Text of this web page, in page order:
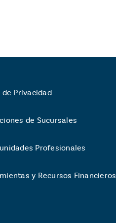
de Privacidad
de Sucursales
Profesionales
y Recursos Financieros